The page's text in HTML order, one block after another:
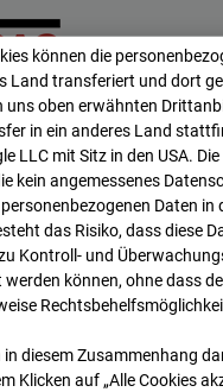
E-Mail Impressum
English
Alle Länder
Deutschland
BV-Ausbau
05 06 15:50
können die
Land transferiert und dort
uns oben erwähnten
in ein anderes Land
LLC mit Sitz in den USA.
kein angemessenes
Daten in
das Risiko, dass diese
Kontroll- und
werden können, ohne dass
in diesem Zusammenhang
Klicken auf „Alle Cookies